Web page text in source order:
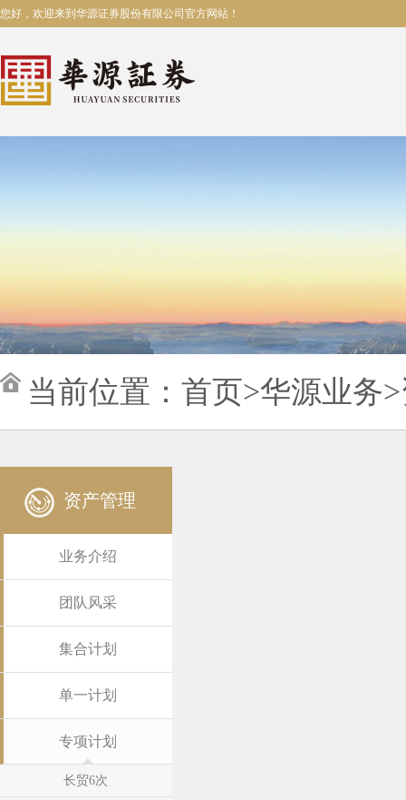
您好，欢迎来到华源证券股份有限公司官方网站！
当前位置： 首页>华源业务>
资产管理
业务介绍
团队风采
集合计划
单一计划
专项计划
长贸6次